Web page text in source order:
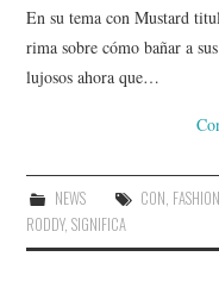
En su tema con Mustard
rima sobre cómo bañar a
lujosos ahora que…
NEWS CON, FASHION
RODDY,SIGNIFICA